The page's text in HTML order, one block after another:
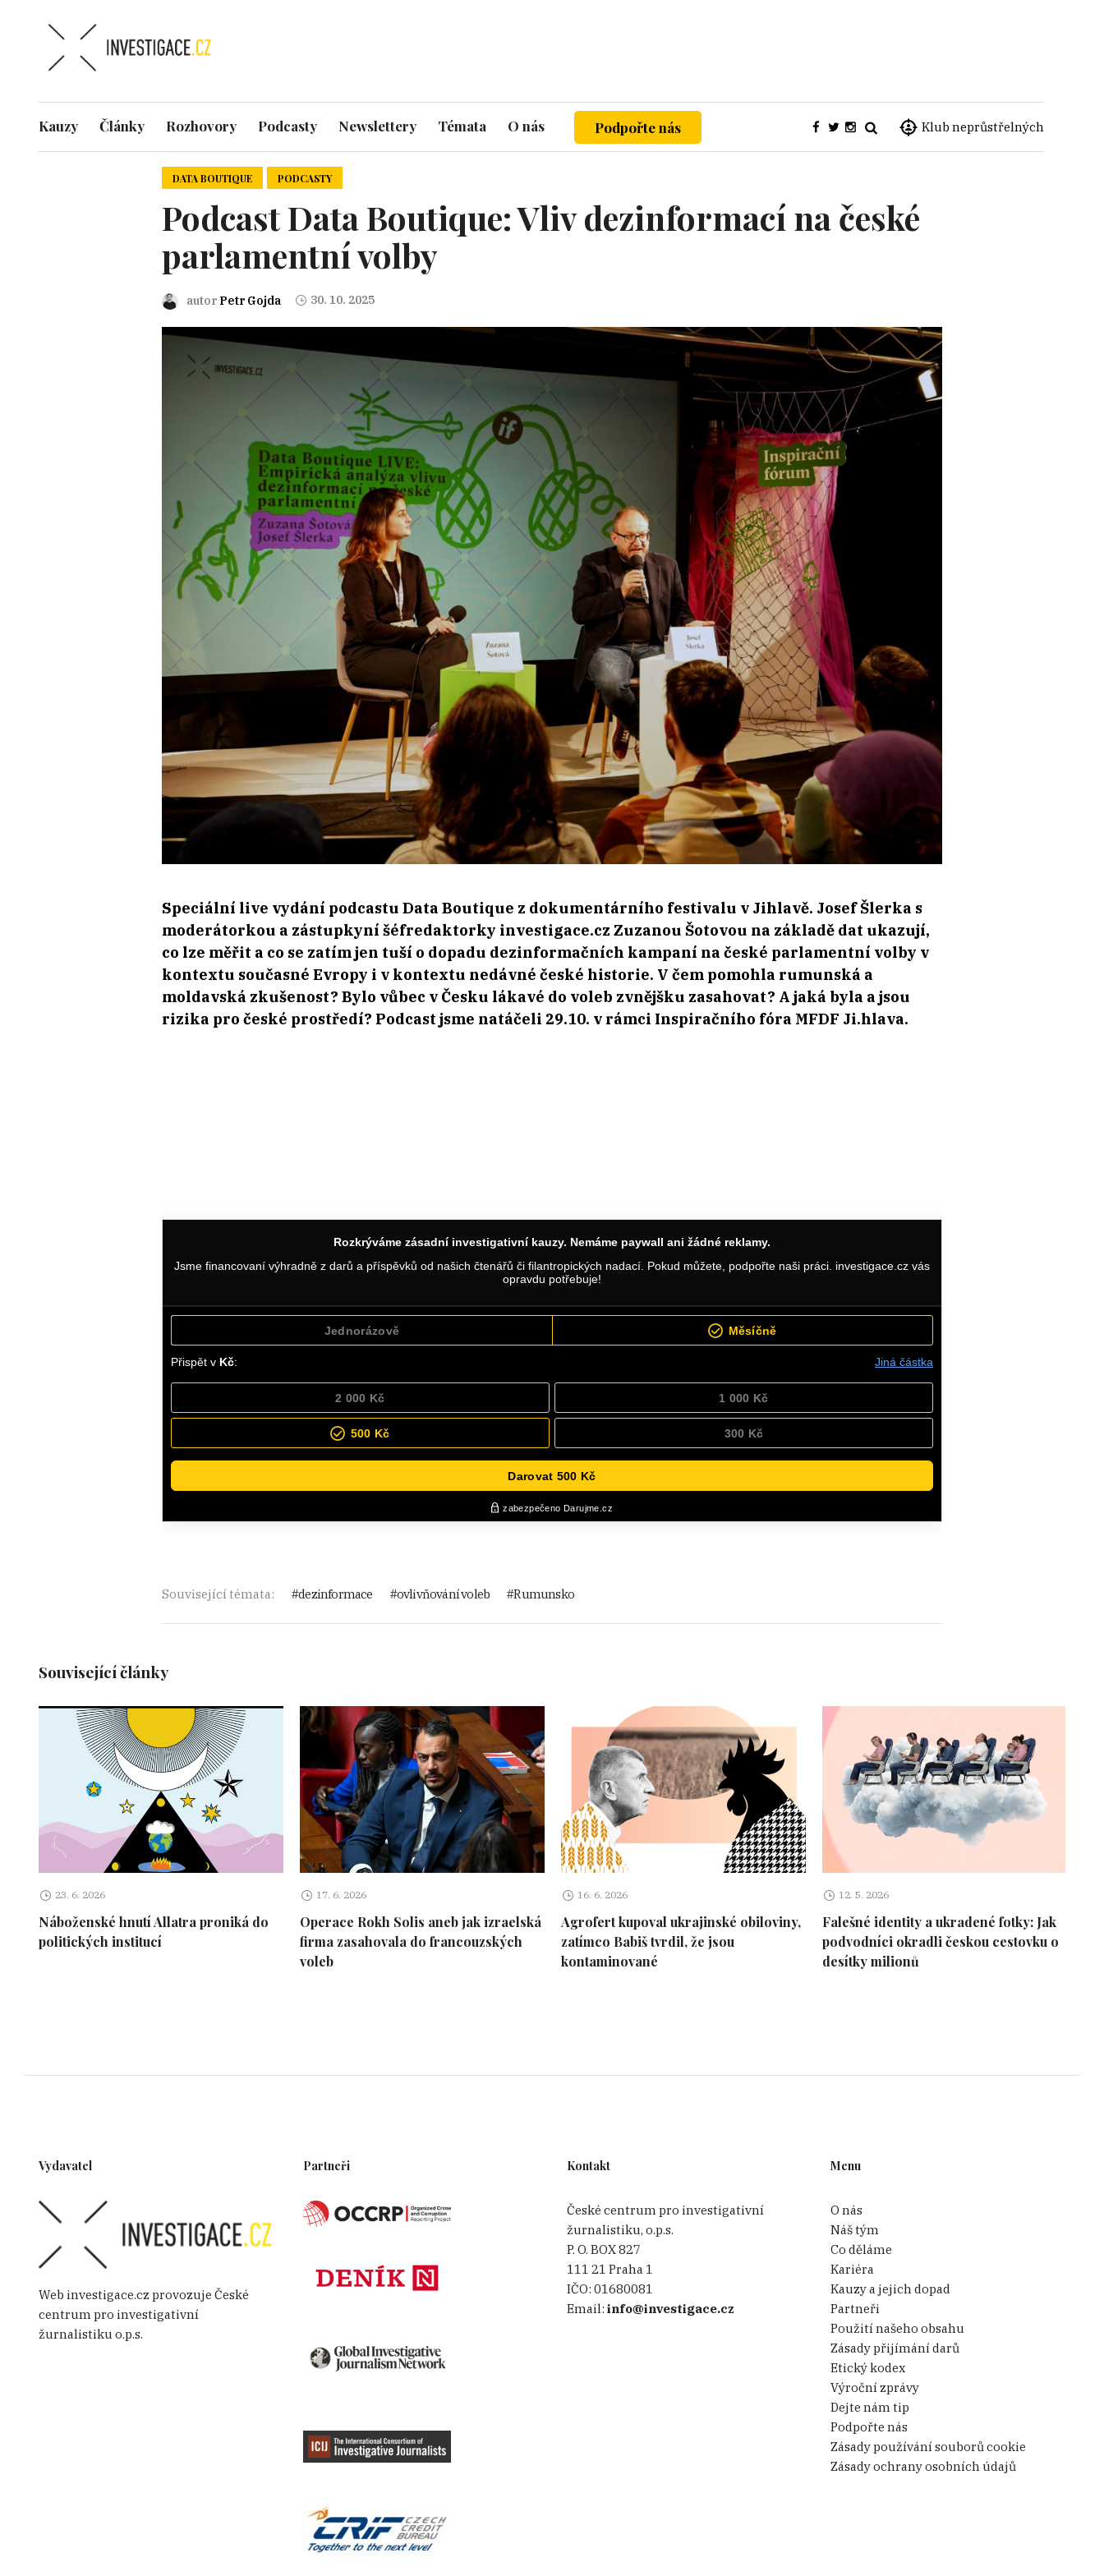
Klub neprůstřelných
Kauzy Články Rozhovory Podcasty Newslettery Témata O nás Podpořte nás
DATA BOUTIQUE PODCASTY
Podcast Data Boutique: Vliv dezinformací na české
parlamentní volby
autor Petr Gojda 30. 10. 2025
Speciální live vydání podcastu Data Boutique z dokumentárního festivalu v Jihlavě. Josef Šlerka s
moderátorkou a zástupkyní šéfredaktorky investigace.cz Zuzanou Šotovou na základě dat ukazují,
co lze měřit a co se zatím jen tuší o dopadu dezinformačních kampaní na české parlamentní volby v
kontextu současné Evropy i v kontextu nedávné české historie. V čem pomohla rumunská a
moldavská zkušenost? Bylo vůbec v Česku lákavé do voleb zvnějšku zasahovat? A jaká byla a jsou
rizika pro české prostředí? Podcast jsme natáčeli 29.10. v rámci Inspiračního fóra MFDF Ji.hlava.
Související témata: dezinformace ovlivňování voleb Rumunsko
Související články
23. 6. 2026
Náboženské hnutí Allatra proniká do
politických institucí
17. 6. 2026
Operace Rokh Solis aneb jak izraelská
firma zasahovala do francouzských
voleb
16. 6. 2026
Agrofert kupoval ukrajinské obiloviny,
zatímco Babiš tvrdil, že jsou
kontaminované
12. 5. 2026
Falešné identity a ukradené fotky: Jak
podvodníci okradli českou cestovku o
desítky milionů
Vydavatel
Web investigace.cz provozuje České
centrum pro investigativní
žurnalistiku o.p.s.
Partneři Kontakt
České centrum pro investigativní
žurnalistiku, o.p.s.
P. O. BOX 827
111 21 Praha 1
IČO: 01680081
Email: info@investigace.cz
Menu
O nás
Náš tým
Co děláme
Kariéra
Kauzy a jejich dopad
Partneři
Použití našeho obsahu
Zásady přijímání darů
Etický kodex
Výroční zprávy
Dejte nám tip
Podpořte nás
Zásady používání souborů cookie
Zásady ochrany osobních údajů